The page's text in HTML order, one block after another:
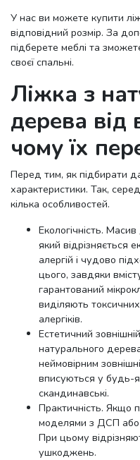
У нас ви можете купити
відповідний розмір. За
підберете меблі та
своєї спальні.
Ліжка з
дерева від
чому їх
Перед тим, як підбирати
характеристики. Так,
кілька особливостей.
Екологічність.
який відрізняється
алергій і чудово
цього, завдяки
гарантований
виділяють
алергіків.
Естетичний
натурального
неймовірним
вписуються у будь-
скандинавські.
Практичність. Якщо
моделями з ДСП або
При цьому
ушкоджень.